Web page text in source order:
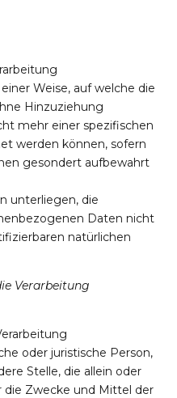
Weise, auf welche die
Hinzuziehung
mehr einer spezifischen
werden können, sofern
gesondert aufbewahrt
unterliegen, die
Daten nicht
natürlichen
Verarbeitung
oder juristische Person,
Stelle, die allein oder
Zwecke und Mittel der